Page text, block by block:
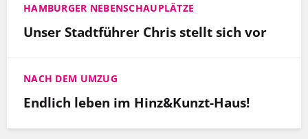
HAMBURGER NEBENSCHAUPLÄTZE
Unser Stadtführer Chris stellt sich vor
NACH DEM UMZUG
Endlich leben im Hinz&Kunzt-Haus!